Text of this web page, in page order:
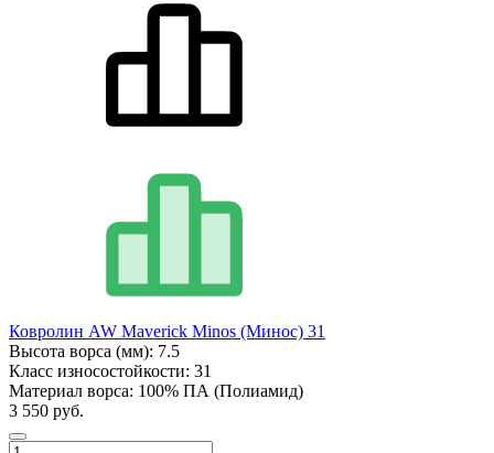
Ковролин AW Maverick Minos (Минос) 31
Высота ворса (мм): 7.5
Класс износостойкости: 31
Материал ворса: 100% ПА (Полиамид)
3 550 руб.